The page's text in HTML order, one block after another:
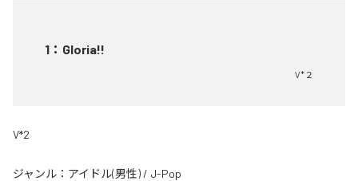
1 ： Gloria!!
V*２
V*2
ジャンル： アイドル(男性) / J-Pop